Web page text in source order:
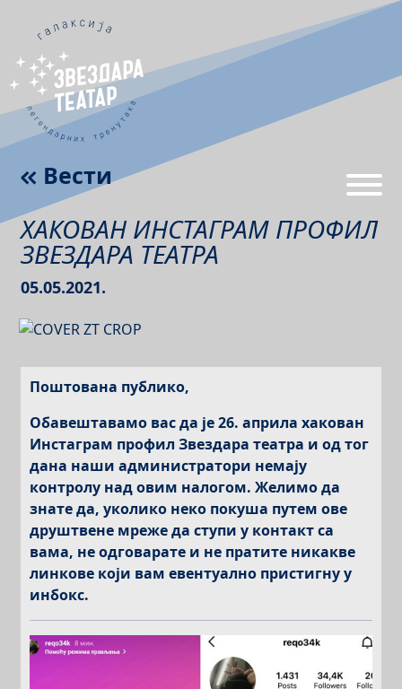
Вести
ХАКОВАН ИНСТАГРАМ ПРОФИЛ
ЗВЕЗДАРА ТЕАТРА
05.05.2021.
Поштована публико,
Обавештавамо вас да је 26. априла хакован
Инстаграм профил Звездара театра и од тог
дана наши администратори немају
контролу над овим налогом. Желимо да
знате да, уколико неко покуша путем ове
друштвене мреже да ступи у контакт са
вама, не одговарате и не пратите никакве
линкове који вам евентуално пристигну у
инбокс.